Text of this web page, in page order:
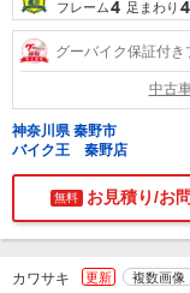
フレーム4 足まわり 4
グーバイク保証付き
中古
神奈川県 秦野市
バイク王 秦野店
無料 お見積り/お
カワサキ 更新 複数画像